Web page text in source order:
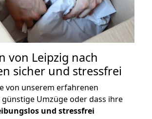
von Leipzig nach
sicher und stressfrei
von unserem erfahrenen
Umzüge oder dass ihre
und stressfrei